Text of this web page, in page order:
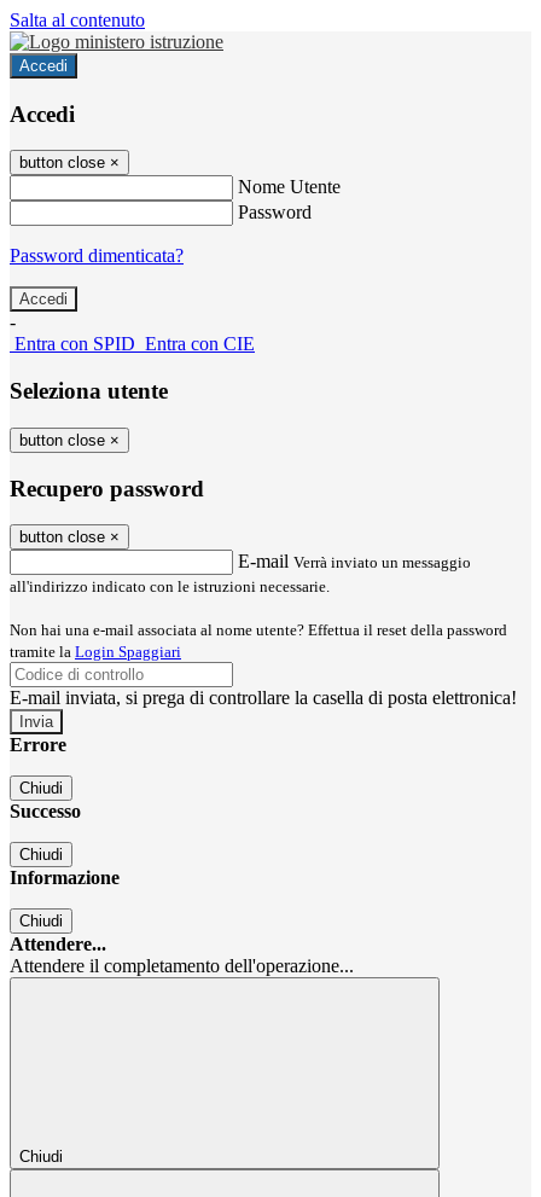
Salta al contenuto
Accedi
Accedi
button close ×
Nome Utente
Password
Password dimenticata?
-
Entra con SPID Entra con CIE
Seleziona utente
button close ×
Recupero password
button close ×
E-mail Verrà inviato un messaggio
all'indirizzo indicato con le istruzioni necessarie.
Non hai una e-mail associata al nome utente? Effettua il reset della password
tramite la Login Spaggiari
E-mail inviata, si prega di controllare la casella di posta elettronica!
Errore
Chiudi
Successo
Chiudi
Informazione
Chiudi
Attendere...
Attendere il completamento dell'operazione...
Chiudi